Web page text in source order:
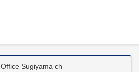
Office Sugiyama ch